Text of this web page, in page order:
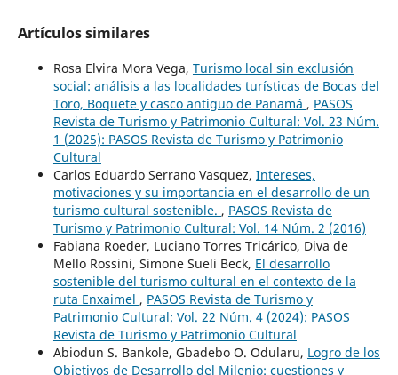
Artículos similares
Rosa Elvira Mora Vega, Turismo local sin exclusión
social: análisis a las localidades turísticas de Bocas del
Toro, Boquete y casco antiguo de Panamá , PASOS
Revista de Turismo y Patrimonio Cultural: Vol. 23 Núm.
1 (2025): PASOS Revista de Turismo y Patrimonio
Cultural
Carlos Eduardo Serrano Vasquez, Intereses,
motivaciones y su importancia en el desarrollo de un
turismo cultural sostenible. , PASOS Revista de
Turismo y Patrimonio Cultural: Vol. 14 Núm. 2 (2016)
Fabiana Roeder, Luciano Torres Tricárico, Diva de
Mello Rossini, Simone Sueli Beck, El desarrollo
sostenible del turismo cultural en el contexto de la
ruta Enxaimel , PASOS Revista de Turismo y
Patrimonio Cultural: Vol. 22 Núm. 4 (2024): PASOS
Revista de Turismo y Patrimonio Cultural
Abiodun S. Bankole, Gbadebo O. Odularu, Logro de los
Objetivos de Desarrollo del Milenio: cuestiones y